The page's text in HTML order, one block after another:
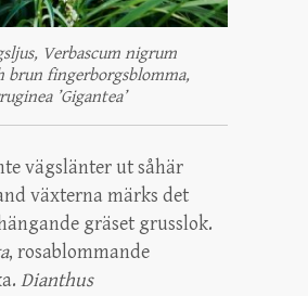
Verbascum nigrum
brun fingerborgsblomma,
’Gigantea’
vägslänter ut såhär
växterna märks det
gräset grusslok.
, rosablommande
Dianthus